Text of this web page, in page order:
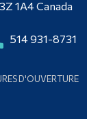
1A4 Canada
514 931-8731
D'OUVERTURE